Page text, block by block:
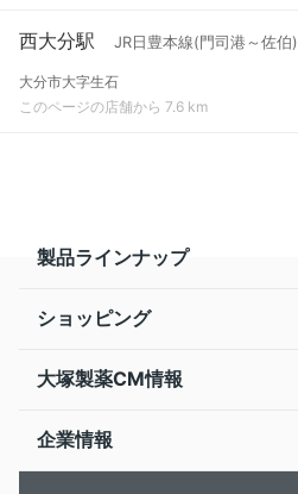
西大分駅 JR日豊本線(門司港～佐伯)
大分市大字生石
このページの店舗から 7.6 km
製品ラインナップ
ショッピング
大塚製薬CM情報
企業情報